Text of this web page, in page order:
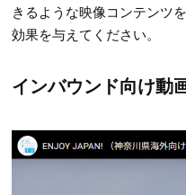
きるような映像コンテンツ
効果を与えてください。
インバウンド向け動